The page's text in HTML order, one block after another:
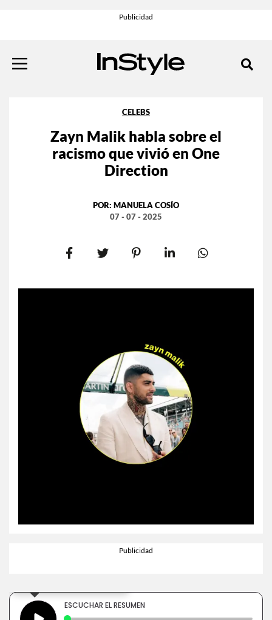
CELEBS
Zayn Malik habla sobre el
racismo que vivió en One
Direction
POR: MANUELA COSÍO
07 - 07 - 2025
ESCUCHAR EL RESUMEN